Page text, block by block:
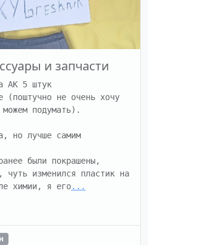
и запчасти
АК 5 штук
(поштучно не очень хочу
подумать).
но лучше самим
были покрашены,
чуть изменился пластик на
химии, я его...